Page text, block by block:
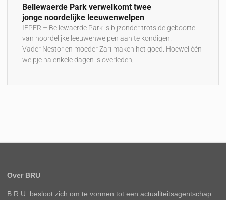
Bellewaerde Park verwelkomt twee
jonge noordelijke leeuwenwelpen
IEPER – Bellewaerde Park is bijzonder trots de geboorte
van noordelijke leeuwenwelpen aan te kondigen.
Vader Nestor en moeder Zari maken het goed. Hoewel één
welpje na enkele dagen is overleden,
Over BRU
B.R.U. besloot zich om te vormen tot een actualiteitsagentschap